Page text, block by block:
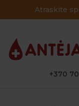
Atraskite
+370